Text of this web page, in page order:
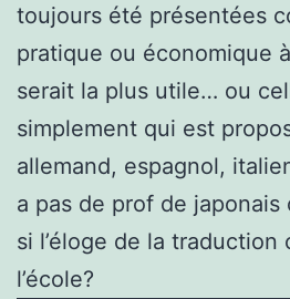
toujours été présentées
pratique ou économique
serait la plus utile… ou
simplement qui est
allemand, espagnol,
a pas de prof de japonais
si l’éloge de la traduction
l’école?